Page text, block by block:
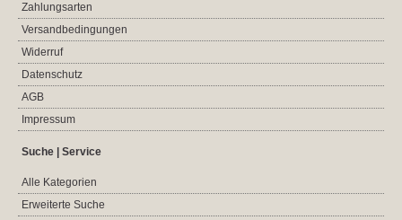
Zahlungsarten
Versandbedingungen
Widerruf
Datenschutz
AGB
Impressum
Suche | Service
Alle Kategorien
Erweiterte Suche